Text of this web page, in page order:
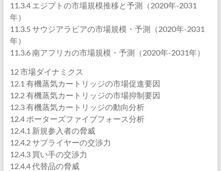
11.3.4 エジプトの市場規模推移と予測（2020年-2031
年）
11.3.5 サウジアラビアの市場規模・予測（2020年-2031
年）
11.3.6 南アフリカの市場規模・予測（2020年-2031年）
12 市場ダイナミクス
12.1 有機蒸気カートリッジの市場促進要因
12.2 有機蒸気カートリッジの市場抑制要因
12.3 有機蒸気カートリッジの動向分析
12.4 ポーターズファイブフォース分析
12.4.1 新規参入者の脅威
12.4.2 サプライヤーの交渉力
12.4.3 買い手の交渉力
12.4.4 代替品の脅威